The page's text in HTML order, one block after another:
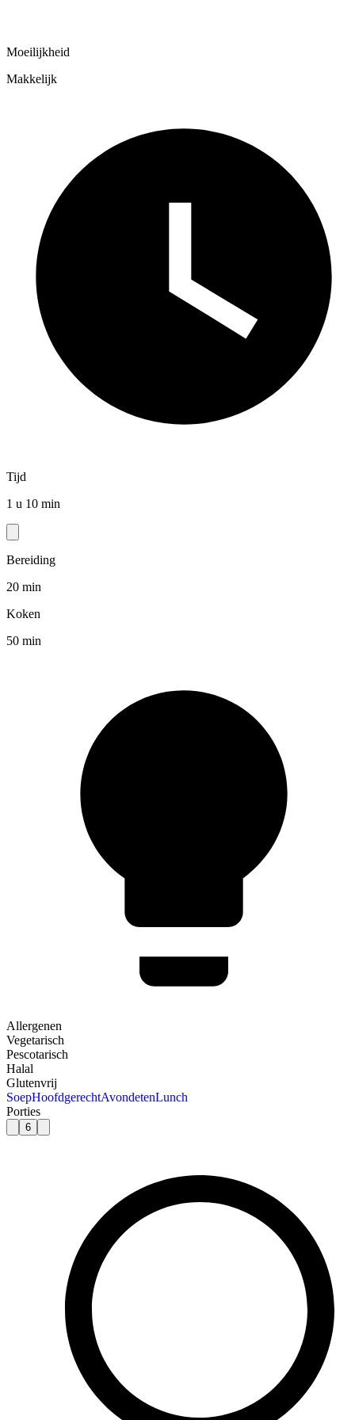
Moeilijkheid
Makkelijk
Tijd
1 u 10 min
Bereiding
20 min
Koken
50 min
Allergenen
Vegetarisch
Pescotarisch
Halal
Glutenvrij
SoepHoofdgerechtAvondetenLunch
Porties
6